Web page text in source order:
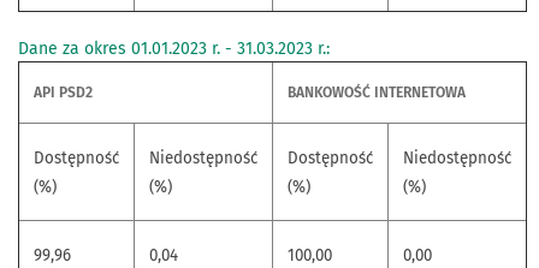
Dane za okres 01.01.2023 r. - 31.03.2023 r.:
API PSD2 BANKOWOŚĆ INTERNETOWA
Dostępność
(%)
Niedostępność
(%)
Dostępność
(%)
Niedostępność
(%)
99,96 0,04 100,00 0,00